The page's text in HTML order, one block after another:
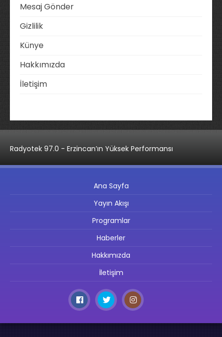
Mesaj Gönder
Gizlilik
Künye
Hakkımızda
İletişim
Radyotek 97.0 - Erzincan’ın Yüksek Performansı
Ana Sayfa
Yayın Akışı
Programlar
Haberler
Hakkımızda
İletişim